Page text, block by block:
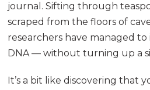
journal. Sifting through
scraped from the floors of
researchers have managed
DNA — without turning up a
It’s a bit like discovering that